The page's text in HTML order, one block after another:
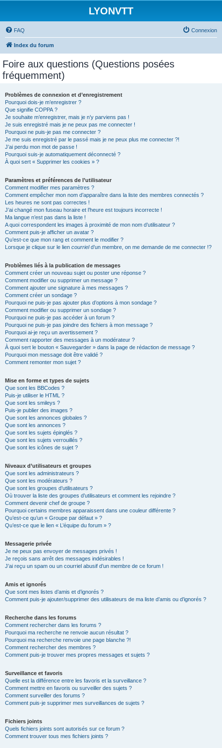
LYONVTT
FAQ Connexion
Index du forum
Foire aux questions (Questions posées
fréquemment)
Problèmes de connexion et d’enregistrement
Pourquoi dois-je m’enregistrer ?
Que signifie COPPA ?
Je souhaite m’enregistrer, mais je n’y parviens pas !
Je suis enregistré mais je ne peux pas me connecter !
Pourquoi ne puis-je pas me connecter ?
Je me suis enregistré par le passé mais je ne peux plus me connecter ?!
J’ai perdu mon mot de passe !
Pourquoi suis-je automatiquement déconnecté ?
À quoi sert « Supprimer les cookies » ?
Paramètres et préférences de l’utilisateur
Comment modifier mes paramètres ?
Comment empêcher mon nom d’apparaître dans la liste des membres connectés ?
Les heures ne sont pas correctes !
J’ai changé mon fuseau horaire et l’heure est toujours incorrecte !
Ma langue n’est pas dans la liste !
A quoi correspondent les images à proximité de mon nom d’utilisateur ?
Comment puis-je afficher un avatar ?
Qu’est-ce que mon rang et comment le modifier ?
Lorsque je clique sur le lien courrield’un membre, on me demande de me connecter !?
Problèmes liés à la publication de messages
Comment créer un nouveau sujet ou poster une réponse ?
Comment modifier ou supprimer un message ?
Comment ajouter une signature à mes messages ?
Comment créer un sondage ?
Pourquoi ne puis-je pas ajouter plus d’options à mon sondage ?
Comment modifier ou supprimer un sondage ?
Pourquoi ne puis-je pas accéder à un forum ?
Pourquoi ne puis-je pas joindre des fichiers à mon message ?
Pourquoi ai-je reçu un avertissement ?
Comment rapporter des messages à un modérateur ?
À quoi sert le bouton « Sauvegarder » dans la page de rédaction de message ?
Pourquoi mon message doit être validé ?
Comment remonter mon sujet ?
Mise en forme et types de sujets
Que sont les BBCodes ?
Puis-je utiliser le HTML ?
Que sont les smileys ?
Puis-je publier des images ?
Que sont les annonces globales ?
Que sont les annonces ?
Que sont les sujets épinglés ?
Que sont les sujets verrouillés ?
Que sont les icônes de sujet ?
Niveaux d’utilisateurs et groupes
Que sont les administrateurs ?
Que sont les modérateurs ?
Que sont les groupes d’utilisateurs ?
Où trouver la liste des groupes d’utilisateurs et comment les rejoindre ?
Comment devenir chef de groupe ?
Pourquoi certains membres apparaissent dans une couleur différente ?
Qu’est-ce qu’un « Groupe par défaut » ?
Qu’est-ce que le lien « L’équipe du forum » ?
Messagerie privée
Je ne peux pas envoyer de messages privés !
Je reçois sans arrêt des messages indésirables !
J’ai reçu un spam ou un courriel abusif d’un membre de ce forum !
Amis et ignorés
Que sont mes listes d’amis et d’ignorés ?
Comment puis-je ajouter/supprimer des utilisateurs de ma liste d’amis ou d’ignorés ?
Recherche dans les forums
Comment rechercher dans les forums ?
Pourquoi ma recherche ne renvoie aucun résultat ?
Pourquoi ma recherche renvoie une page blanche ?!
Comment rechercher des membres ?
Comment puis-je trouver mes propres messages et sujets ?
Surveillance et favoris
Quelle est la différence entre les favoris et la surveillance ?
Comment mettre en favoris ou surveiller des sujets ?
Comment surveiller des forums ?
Comment puis-je supprimer mes surveillances de sujets ?
Fichiers joints
Quels fichiers joints sont autorisés sur ce forum ?
Comment trouver tous mes fichiers joints ?